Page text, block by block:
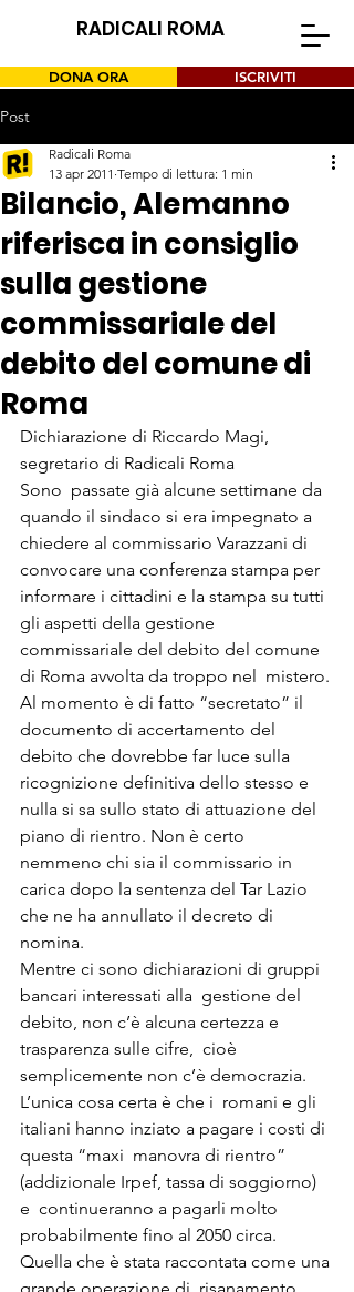
RADICALI ROMA
DONA ORA ISCRIVITI
Post
Bilancio, Alemanno
riferisca in consiglio
sulla gestione
commissariale del
debito del comune di
Roma
Radicali Roma
13 apr 2011 Tempo di lettura: 1 min
Dichiarazione di Riccardo Magi,
segretario di Radicali Roma
Sono  passate già alcune settimane da
quando il sindaco si era impegnato a
chiedere al commissario Varazzani di
convocare una conferenza stampa per
informare i cittadini e la stampa su tutti
gli aspetti della gestione
commissariale del debito del comune
di Roma avvolta da troppo nel  mistero.
Al momento è di fatto “secretato” il
documento di accertamento del
debito che dovrebbe far luce sulla
ricognizione definitiva dello stesso e
nulla si sa sullo stato di attuazione del
piano di rientro. Non è certo
nemmeno chi sia il commissario in
carica dopo la sentenza del Tar Lazio
che ne ha annullato il decreto di
nomina.
Mentre ci sono dichiarazioni di gruppi
bancari interessati alla  gestione del
debito, non c’è alcuna certezza e
trasparenza sulle cifre,  cioè
semplicemente non c’è democrazia.
L’unica cosa certa è che i  romani e gli
italiani hanno inziato a pagare i costi di
questa “maxi  manovra di rientro”
(addizionale Irpef, tassa di soggiorno)
e  continueranno a pagarli molto
probabilmente fino al 2050 circa.
Quella che è stata raccontata come una